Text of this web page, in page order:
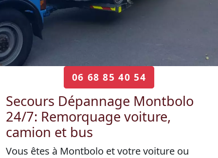
06 68 85 40 54
Secours Dépannage Montbolo
24/7: Remorquage voiture,
camion et bus
Vous êtes à Montbolo et votre voiture ou